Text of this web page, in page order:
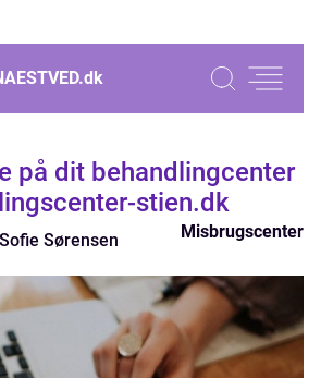
dk
på dit behandlingcenter
stien.dk
Sofie Sørensen Misbrugscenter